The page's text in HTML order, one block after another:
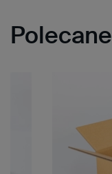
Polecane